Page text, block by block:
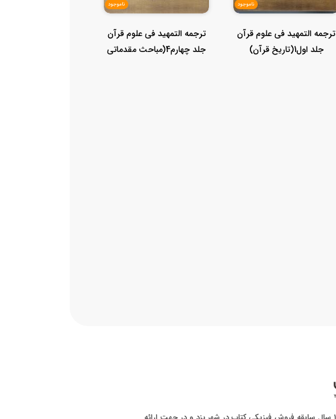
ناموجود
ترجمه التمهید فی علوم قرآن
جلد اول1(تاریخ قرآن)
ناموجود
ترجمه التمهید فی علوم قرآن
جلد چهارم4(مباحث مقدماتی